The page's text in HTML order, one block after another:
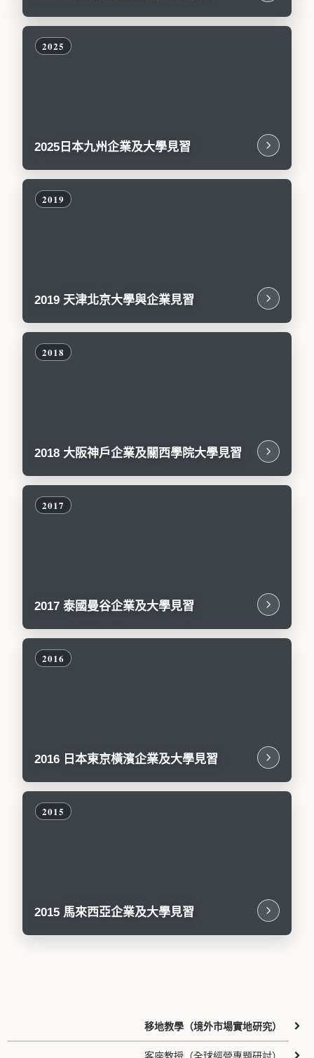
2025日本九州企業及大學見習
2019 天津北京大學與企業見習
2018 大阪神戶企業及關西學院大學見習
2017 泰國曼谷企業及大學見習
2016 日本東京橫濱企業及大學見習
2015 馬來西亞企業及大學見習
移地教學（境外市場實地研究）